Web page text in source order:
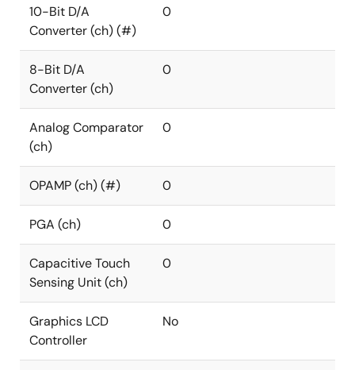
10-Bit D/A
Converter (ch) (#)
0
8-Bit D/A
Converter (ch)
0
Analog Comparator
(ch)
0
OPAMP (ch) (#) 0
PGA (ch) 0
Capacitive Touch
Sensing Unit (ch)
0
Graphics LCD
Controller
No